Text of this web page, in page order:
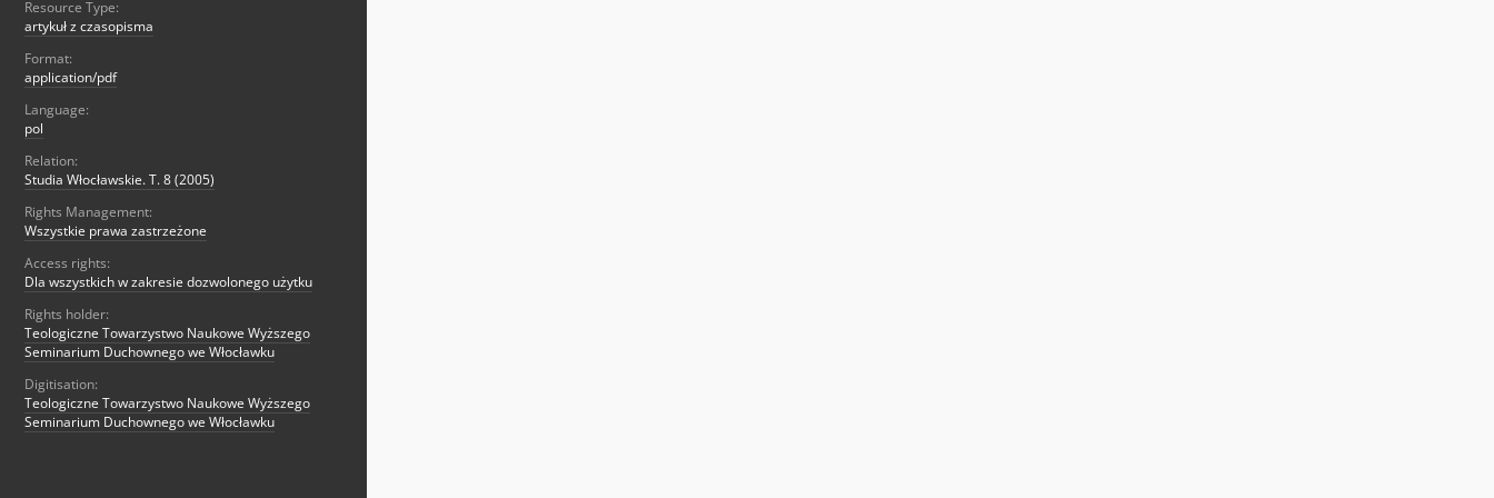
Resource Type:
artykuł z czasopisma
Format:
application/pdf
Language:
pol
Relation:
Studia Włocławskie. T. 8 (2005)
Rights Management:
Wszystkie prawa zastrzeżone
Access rights:
Dla wszystkich w zakresie dozwolonego użytku
Rights holder:
Teologiczne Towarzystwo Naukowe Wyższego
Seminarium Duchownego we Włocławku
Digitisation:
Teologiczne Towarzystwo Naukowe Wyższego
Seminarium Duchownego we Włocławku